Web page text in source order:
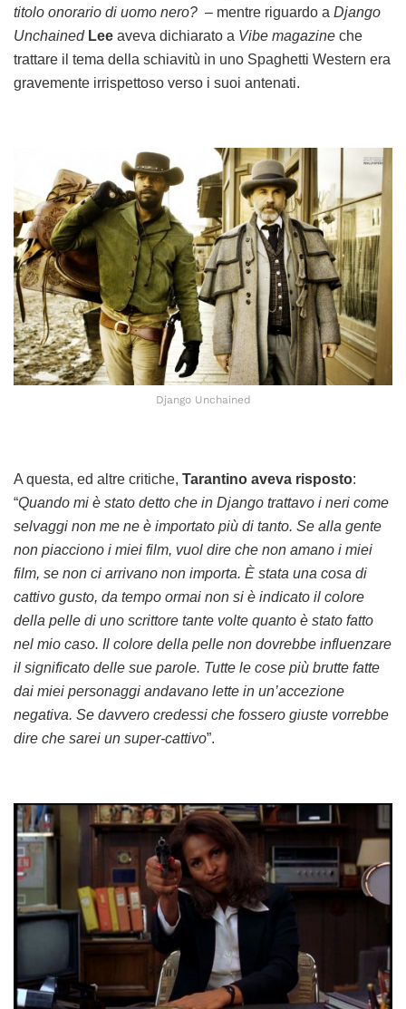
titolo onorario di uomo nero? – mentre riguardo a Django
Unchained Lee aveva dichiarato a Vibe magazine che
trattare il tema della schiavitù in uno Spaghetti Western era
gravemente irrispettoso verso i suoi antenati.
Django Unchained
A questa, ed altre critiche, Tarantino aveva risposto:
“Quando mi è stato detto che in Django trattavo i neri come
selvaggi non me ne è importato più di tanto. Se alla gente
non piacciono i miei film, vuol dire che non amano i miei
film, se non ci arrivano non importa. È stata una cosa di
cattivo gusto, da tempo ormai non si è indicato il colore
della pelle di uno scrittore tante volte quanto è stato fatto
nel mio caso. Il colore della pelle non dovrebbe influenzare
il significato delle sue parole. Tutte le cose più brutte fatte
dai miei personaggi andavano lette in un’accezione
negativa. Se davvero credessi che fossero giuste vorrebbe
dire che sarei un super-cattivo”.